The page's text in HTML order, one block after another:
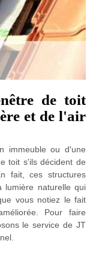
de toit
et de l'air
immeuble ou d'une
toit s'ils décident de
fait, ces structures
lumière naturelle qui
vous notiez le fait
Pour faire
le service de JT